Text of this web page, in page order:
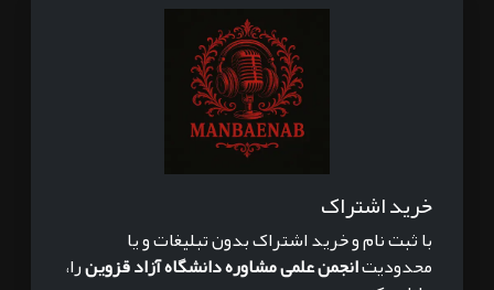
خرید اشتراک
با ثبت نام و خرید اشتراک بدون تبلیغات و یا
محدودیتانجمن علمی مشاوره دانشگاه آزاد قزوینرا،